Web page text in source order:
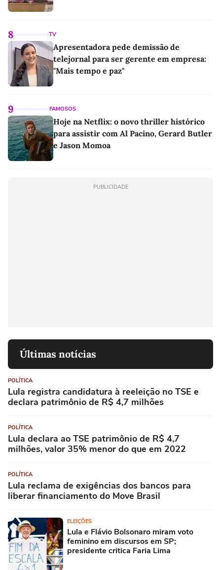
8 TV
Apresentadora pede demissão de
telejornal para ser gerente em empresa:
"Mais tempo e paz"
9 FAMOSOS
Hoje na Netflix: o novo thriller histórico
para assistir com Al Pacino, Gerard Butler
e Jason Momoa
PUBLICIDADE
Últimas notícias
POLÍTICA
Lula registra candidatura à reeleição no TSE e
declara patrimônio de R$ 4,7 milhões
POLÍTICA
Lula declara ao TSE patrimônio de R$ 4,7
milhões, valor 35% menor do que em 2022
POLÍTICA
Lula reclama de exigências dos bancos para
liberar financiamento do Move Brasil
ELEIÇÕES
Lula e Flávio Bolsonaro miram voto
feminino em discursos em SP;
presidente critica Faria Lima